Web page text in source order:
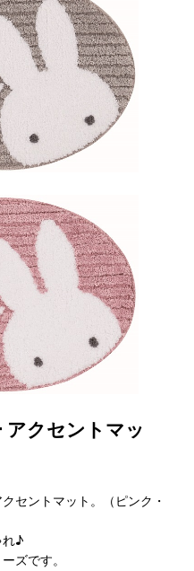
アクセントマッ
セントマット。（ピンク・
れ♪
ズです。